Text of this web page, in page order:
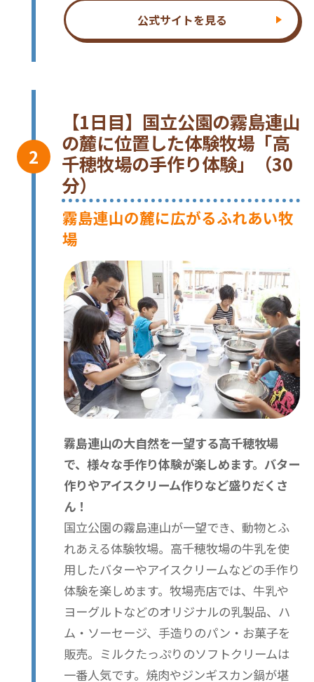
公式サイトを見る
【1日目】国立公園の霧島連山
の麓に位置した体験牧場「高
千穂牧場の手作り体験」（30
分）
霧島連山の麓に広がるふれあい牧
場
霧島連山の大自然を一望する高千穂牧場
で、様々な手作り体験が楽しめます。バター
作りやアイスクリーム作りなど盛りだくさ
ん！
国立公園の霧島連山が一望でき、動物とふ
れあえる体験牧場。高千穂牧場の牛乳を使
用したバターやアイスクリームなどの手作り
体験を楽しめます。牧場売店では、牛乳や
ヨーグルトなどのオリジナルの乳製品、ハ
ム・ソーセージ、手造りのパン・お菓子を
販売。ミルクたっぷりのソフトクリームは
一番人気です。焼肉やジンギスカン鍋が堪